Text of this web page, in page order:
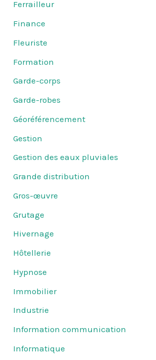
Ferrailleur
Finance
Fleuriste
Formation
Garde-corps
Garde-robes
Géoréférencement
Gestion
Gestion des eaux pluviales
Grande distribution
Gros-œuvre
Grutage
Hivernage
Hôtellerie
Hypnose
Immobilier
Industrie
Information communication
Informatique